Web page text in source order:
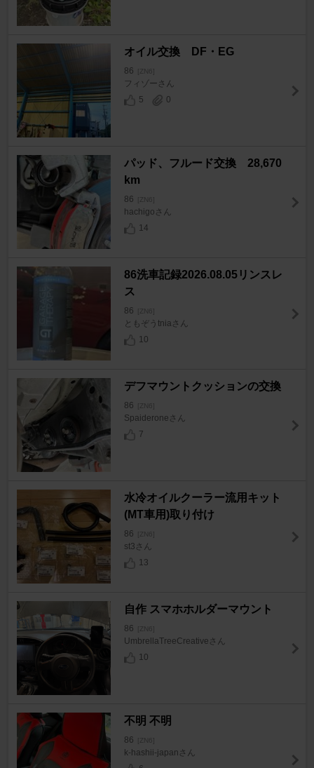
オイル交換 DF・EG
86 [ZN6]
フィゾーさん
5
0
パッド、フルード交換 28,670
km
86 [ZN6]
hachigoさん
14
86洗車記録2026.08.05リンスレ
ス
86 [ZN6]
ともぞうtniaさん
10
デフマウントクッションの交換
86 [ZN6]
Spaideroneさん
7
水冷オイルクーラー流用キット
(MT車用)取り付け
86 [ZN6]
st3さん
13
自作 スマホホルダーマウント
86 [ZN6]
UmbrellaTreeCreativeさん
10
不明 不明
86 [ZN6]
k-hashii-japanさん